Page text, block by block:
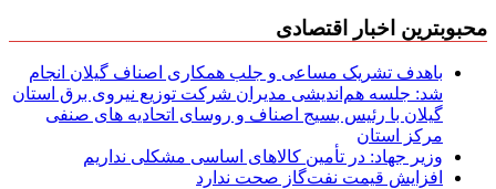
محبوبترین اخبار اقتصادی
باهدف تشریک مساعی و جلب همکاری اصناف گیلان انجام
شد: جلسه هم‌اندیشی مدیران شركت توزیع نیروی برق استان
گیلان با رئیس بسیج اصناف و روسای اتحادیه های صنفی
مركز استان
وزیر جهاد: در تأمین کالاهای اساسی مشکلی نداریم
افزایش قیمت نفت‌گاز صحت ندارد